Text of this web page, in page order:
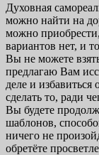
Духовная
можно найти на
можно
вариантов нет, и
Вы не можете
предлагаю Вам
деле и
сделать то, ради
Вы будете
шаблонов,
ничего не
обретёте